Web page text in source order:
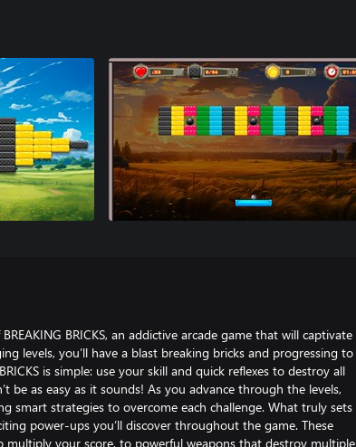
BRICKS, an addictive arcade game that will captivate
levels, you’ll have a blast breaking bricks and progressing to
is simple: use your skill and quick reflexes to destroy all
be as easy as it sounds! As you advance through the levels,
smart strategies to overcome each challenge. What truly sets
power-ups you’ll discover throughout the game. These
multiply your score, to powerful weapons that destroy multiple